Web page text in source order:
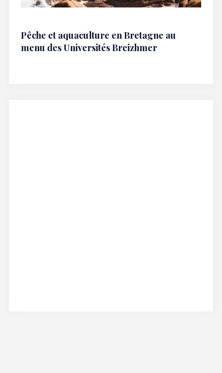
Pêche et aquaculture en Bretagne au
menu des Universités Breizhmer